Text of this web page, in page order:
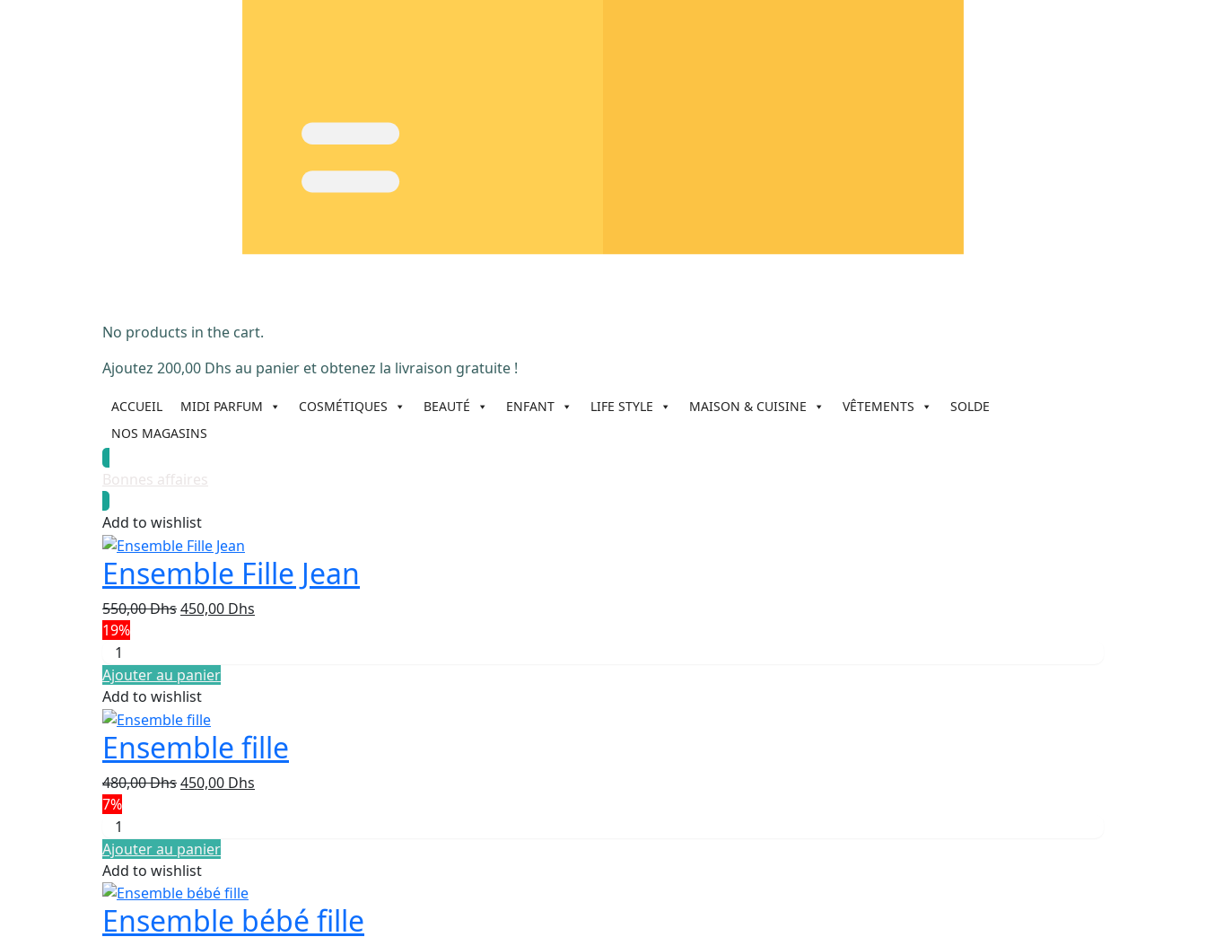
No products in the cart.
Ajoutez 200,00 Dhs au panier et obtenez la livraison gratuite !
ACCUEIL MIDI PARFUM COSMÉTIQUES BEAUTÉ ENFANT LIFE STYLE MAISON & CUISINE VÊTEMENTS
SOLDE
NOS MAGASINS
Bonnes affaires
Add to wishlist
Ensemble Fille Jean
550,00DhsLe
était :
550,00 Dhs.
450,00 Dhs
19%
Ajouter au panier
Add to wishlist
Ensemble fille
480,00DhsLe
était :
480,00 Dhs.
450,00 Dhs
7%
Ajouter au panier
Add to wishlist
Ensemble bébé fille